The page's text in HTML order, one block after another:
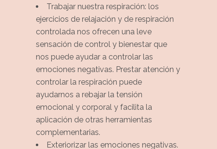
Trabajar nuestra respiración: los
ejercicios de relajación y de respiración
controlada nos ofrecen una leve
sensación de control y bienestar que
nos puede ayudar a controlar las
emociones negativas. Prestar atención y
controlar la respiración puede
ayudarnos a rebajar la tensión
emocional y corporal y facilita la
aplicación de otras herramientas
complementarias.
Exteriorizar las emociones negativas.